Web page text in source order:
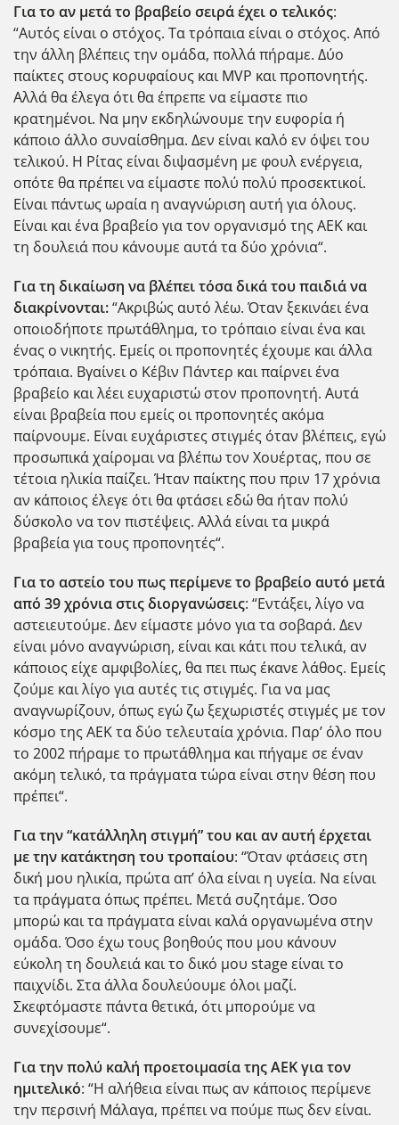
Για το αν μετά το βραβείο σειρά έχει ο τελικός:
“Αυτός είναι ο στόχος. Τα τρόπαια είναι ο στόχος. Από
την άλλη βλέπεις την ομάδα, πολλά πήραμε. Δύο
παίκτες στους κορυφαίους και MVP και προπονητής.
Αλλά θα έλεγα ότι θα έπρεπε να είμαστε πιο
κρατημένοι. Να μην εκδηλώνουμε την ευφορία ή
κάποιο άλλο συναίσθημα. Δεν είναι καλό εν όψει του
τελικού. Η Ρίτας είναι διψασμένη με φουλ ενέργεια,
οπότε θα πρέπει να είμαστε πολύ πολύ προσεκτικοί.
Είναι πάντως ωραία η αναγνώριση αυτή για όλους.
Είναι και ένα βραβείο για τον οργανισμό της ΑΕΚ και
τη δουλειά που κάνουμε αυτά τα δύο χρόνια“.
Για τη δικαίωση να βλέπει τόσα δικά του παιδιά να
διακρίνονται:“Ακριβώς αυτό λέω. Όταν ξεκινάει ένα
οποιοδήποτε πρωτάθλημα, το τρόπαιο είναι ένα και
ένας ο νικητής. Εμείς οι προπονητές έχουμε και άλλα
τρόπαια. Βγαίνει ο Κέβιν Πάντερ και παίρνει ένα
βραβείο και λέει ευχαριστώ στον προπονητή. Αυτά
είναι βραβεία που εμείς οι προπονητές ακόμα
παίρνουμε. Είναι ευχάριστες στιγμές όταν βλέπεις, εγώ
προσωπικά χαίρομαι να βλέπω τον Χουέρτας, που σε
τέτοια ηλικία παίζει. Ήταν παίκτης που πριν 17 χρόνια
αν κάποιος έλεγε ότι θα φτάσει εδώ θα ήταν πολύ
δύσκολο να τον πιστέψεις. Αλλά είναι τα μικρά
βραβεία για τους προπονητές“.
Για το αστείο του πως περίμενε το βραβείο αυτό μετά
από 39 χρόνια στις διοργανώσεις: “Εντάξει, λίγο να
αστειευτούμε. Δεν είμαστε μόνο για τα σοβαρά. Δεν
είναι μόνο αναγνώριση, είναι και κάτι που τελικά, αν
κάποιος είχε αμφιβολίες, θα πει πως έκανε λάθος. Εμείς
ζούμε και λίγο για αυτές τις στιγμές. Για να μας
αναγνωρίζουν, όπως εγώ ζω ξεχωριστές στιγμές με τον
κόσμο της ΑΕΚ τα δύο τελευταία χρόνια. Παρ’ όλο που
το 2002 πήραμε το πρωτάθλημα και πήγαμε σε έναν
ακόμη τελικό, τα πράγματα τώρα είναι στην θέση που
πρέπει“.
Για την “κατάλληλη στιγμή” του και αν αυτή έρχεται
με την κατάκτηση του τροπαίου: “Όταν φτάσεις στη
δική μου ηλικία, πρώτα απ’ όλα είναι η υγεία. Να είναι
τα πράγματα όπως πρέπει. Μετά συζητάμε. Όσο
μπορώ και τα πράγματα είναι καλά οργανωμένα στην
ομάδα. Όσο έχω τους βοηθούς που μου κάνουν
εύκολη τη δουλειά και το δικό μου stage είναι το
παιχνίδι. Στα άλλα δουλεύουμε όλοι μαζί.
Σκεφτόμαστε πάντα θετικά, ότι μπορούμε να
συνεχίσουμε“.
Για την πολύ καλή προετοιμασία της ΑΕΚ για τον
ημιτελικό: “Η αλήθεια είναι πως αν κάποιος περίμενε
την περσινή Μάλαγα, πρέπει να πούμε πως δεν είναι.